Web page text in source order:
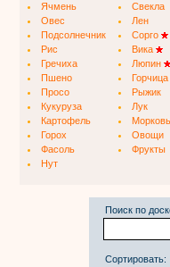
Ячмень
Свекла
Овес
Лен
Подсолнечник
Сорго
Рис
Вика
Гречиха
Люпин
Пшено
Горчица
Просо
Рыжик
Кукуруза
Лук
Картофель
Морковь
Горох
Овощи
Фасоль
Фрукты
Нут
Поиск по
Сортировать: